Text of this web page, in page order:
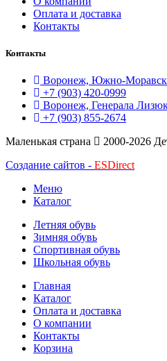
Оплата и доставка
Контакты
Контакты
Воронеж, Южно-
+7 (903) 420-0999
Воронеж, Генерала
+7 (903) 855-2674
Маленькая страна
2000-2026
Создание сайтов - ESDirect
Меню
Каталог
Летняя обувь
Зимняя обувь
Спортивная обувь
Школьная обувь
Главная
Каталог
Оплата и доставка
О компании
Контакты
Корзина